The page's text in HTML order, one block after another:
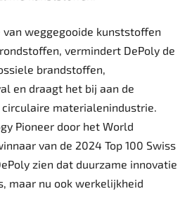
weggegooide kunststoffen
vermindert DePoly de
brandstoffen,
en draagt het bij aan de
materialenindustrie.
Pioneer door het World
van de 2024 Top 100 Swiss
zien dat duurzame innovatie
maar nu ook werkelijkheid